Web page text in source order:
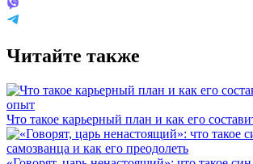
Читайте также
Что такое карьерный план и как его